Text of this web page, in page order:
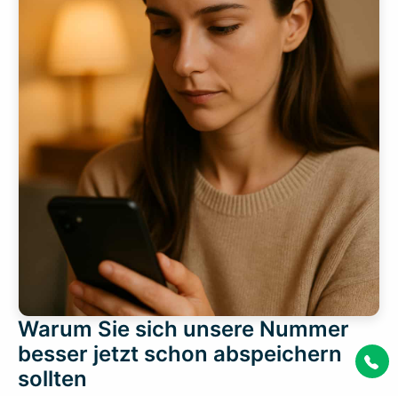
Warum Sie sich unsere Nummer
besser jetzt schon abspeichern
sollten